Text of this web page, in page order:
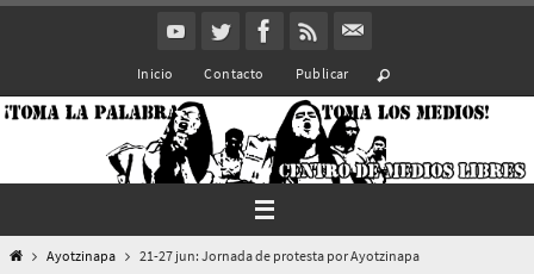
Inicio Contacto Publicar
InicioAyotzinapa 21-27 jun: Jornada de protesta por Ayotzinapa